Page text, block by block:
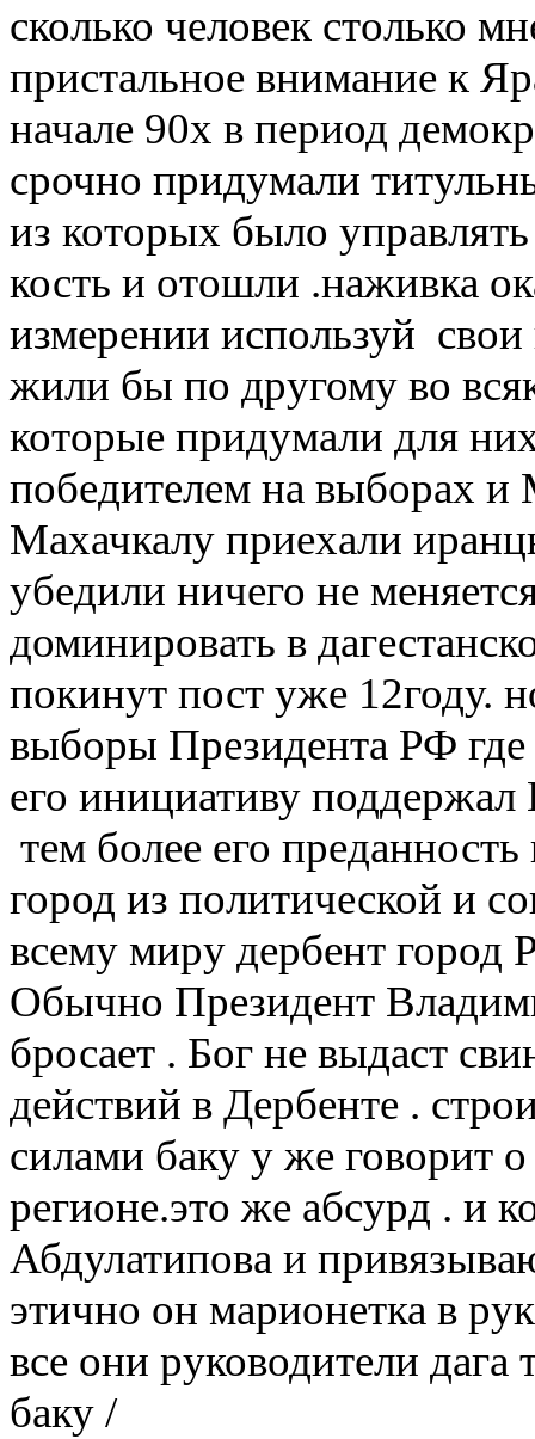
сколько человек столько
пристальное внимание к
начале 90х в период
срочно придумали
из которых было
кость и отошли .наживка
измерении используй
жили бы по другому во
которые придумали для
победителем на выборах и
Махачкалу приехали
убедили ничего не
доминировать в
покинут пост уже 12году.
выборы Президента РФ
его инициативу
тем более его
город из политической и
всему миру дербент
Обычно Президент
бросает . Бог не выдаст
действий в Дербенте .
силами баку у же говорит
регионе.это же абсурд . и
Абдулатипова и
этично он марионетка в
все они руководители дага
баку /